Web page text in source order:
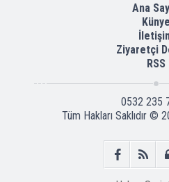
Ana
Künye
Ziyaretçi
RSS
0532 235
Tüm Hakları Saklıdır ©